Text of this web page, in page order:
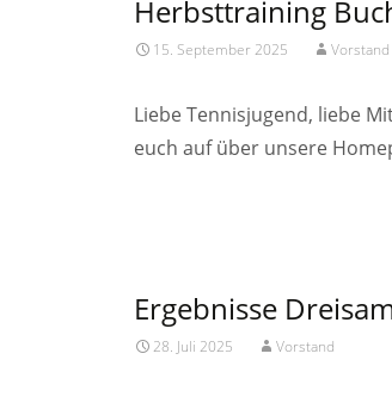
Herbsttraining
15. September 2025 Vorstand
Liebe Tennisjugend, liebe
euch auf über unsere
Ergebnisse
28. Juli 2025 Vorstand